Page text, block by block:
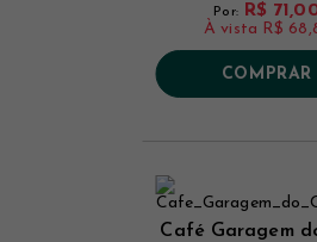
Por: R$
À vista R$
COMPRAR
Café Garagem